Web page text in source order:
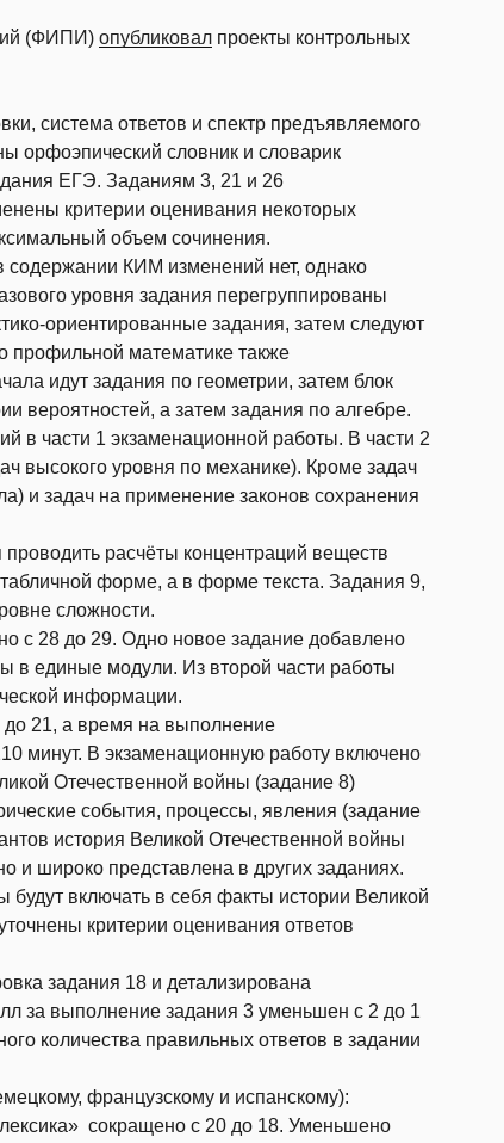
(ФИПИ) опубликовал проекты контрольных
система ответов и спектр предъявляемого
орфоэпический словник и словарик
ЕГЭ. Заданиям 3, 21 и 26
критерии оценивания некоторых
объем сочинения.
содержании КИМ изменений нет, однако
уровня задания перегруппированы
ориентированные задания, затем следуют
профильной математике также
идут задания по геометрии, затем блок
вероятностей, а затем задания по алгебре.
в части 1 экзаменационной работы. В части 2
высокого уровня по механике). Кроме задач
и задач на применение законов сохранения
расчёты концентраций веществ
форме, а в форме текста. Задания 9,
сложности.
с 28 до 29. Одно новое задание добавлено
в единые модули. Из второй части работы
информации.
до 21, а время на выполнение
минут. В экзаменационную работу включено
Отечественной войны (задание 8)
события, процессы, явления (задание
история Великой Отечественной войны
и широко представлена в других заданиях.
включать в себя факты истории Великой
критерии оценивания ответов
задания 18 и детализирована
за выполнение задания 3 уменьшен с 2 до 1
количества правильных ответов в задании
французскому и испанскому):
сокращено с 20 до 18. Уменьшено